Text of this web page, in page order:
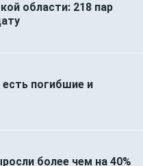
области: 218 пар
погибшие и
более чем на 40%